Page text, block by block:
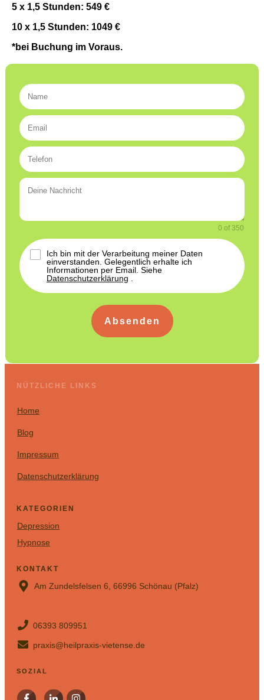
5 x 1,5 Stunden: 549 €
10 x 1,5 Stunden: 1049 €
*bei Buchung im Voraus.
0 of 350
Ich bin mit der Verarbeitung meiner Daten
einverstanden. Gelegentlich erhalte ich
Informationen per Email. Siehe
Datenschutzerklärung
Absenden
NÜTZLICHE LINKS
Home
Blog
Impressum
Datenschutzerklärung
KATEGORIEN
Depression
Hypnose
KONTAKT
Am Zundelsfelsen 6, 66996 Schönau (Pfalz)
06393 809951
praxis@heilpraxis-vietense.de
SOZIAL